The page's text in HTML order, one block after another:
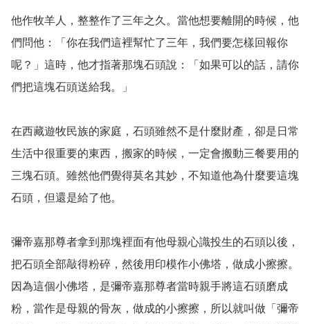
他作牧羊人，整整作了三年之久。當他想要離開的時候，他
們問他：「你在我們這裡幫忙了三年，我們要怎樣回報你
呢？」這時，他才指著那塊石頭說：「如果可以的話，請你
們把這塊石頭送給我。」
在西藏遊牧民族的家庭，石頭雖然不是什麼財產，卻是日常
生活中很重要的東西，搬家的時候，一定會搬動三餐要用的
三塊石頭。雖然他們覺得莫名其妙，不知道他為什麼要這塊
石頭，但還是給了他。
彌帝嘉那尊者拿到那塊裡面有他母親心識投生的石頭以後，
把石頭全部敲得粉碎，然後用印模作小佛塔，做成小擦擦。
因為這個小佛塔，是彌帝嘉那尊者當時親手將這石頭磨成
粉，當作是母親的骨灰，做成的小擦擦，所以就叫做「彌帝